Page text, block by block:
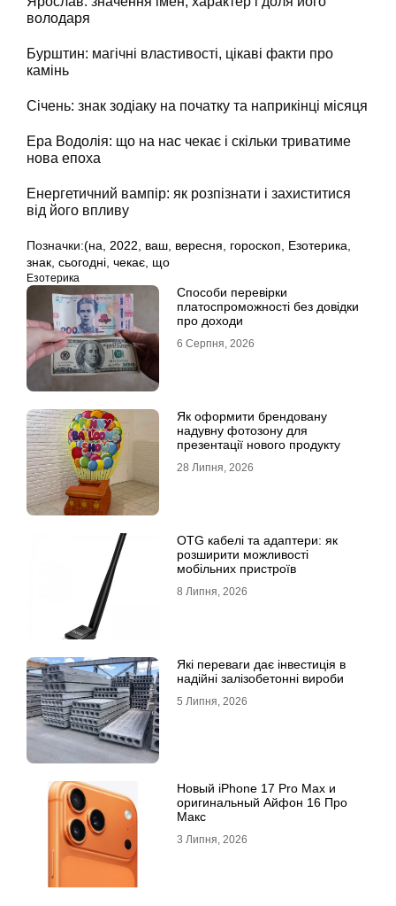
володаря
Бурштин: магічні властивості, цікаві факти про
камінь
Січень: знак зодіаку на початку та наприкінці місяця
Ера Водолія: що на нас чекає і скільки триватиме
нова епоха
Енергетичний вампір: як розпізнати і захиститися
від його впливу
Позначки:(на, 2022, ваш, вересня, гороскоп, Езотерика,
знак, сьогодні, чекає, що
Езотерика
Способи перевірки
платоспроможності без довідки
про доходи
6 Серпня, 2026
Як оформити брендовану
надувну фотозону для
презентації нового продукту
28 Липня, 2026
OTG кабелі та адаптери: як
розширити можливості
мобільних пристроїв
8 Липня, 2026
Які переваги дає інвестиція в
надійні залізобетонні вироби
5 Липня, 2026
Новый iPhone 17 Pro Max и
оригинальный Айфон 16 Про
Макс
3 Липня, 2026